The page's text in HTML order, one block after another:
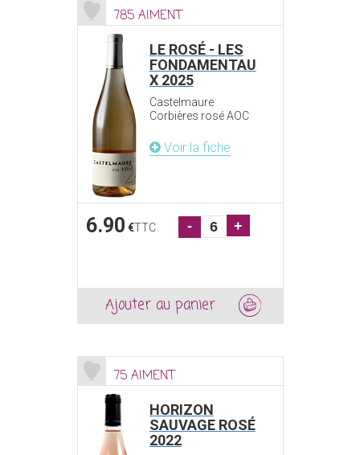
785 AIMENT
LE ROSÉ - LES
FONDAMENTAU
X 2025
Castelmaure
Corbières rosé AOC
Voir la fiche
6.90 €TTC - +
Ajouter au panier
75 AIMENT
HORIZON
SAUVAGE ROSÉ
2022